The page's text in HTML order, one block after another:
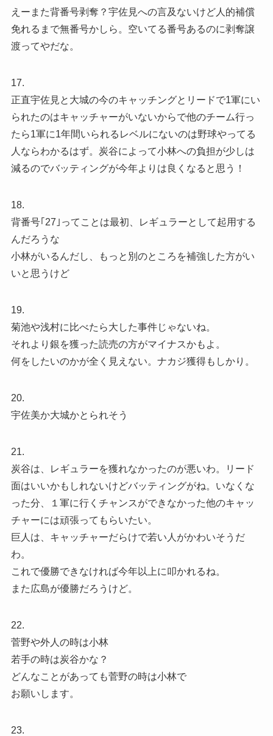
えーまた背番号剥奪？宇佐見への言及ないけど人的補償
免れるまで無番号かしら。空いてる番号あるのに剥奪譲
渡ってやだな。
17.
正直宇佐見と大城の今のキャッチングとリードで1軍にい
られたのはキャッチャーがいないからで他のチーム行っ
たら1軍に1年間いられるレベルにないのは野球やってる
人ならわかるはず。炭谷によって小林への負担が少しは
減るのでバッティングが今年よりは良くなると思う！
18.
背番号｢27｣ってことは最初、レギュラーとして起用する
んだろうな
小林がいるんだし、もっと別のところを補強した方がい
いと思うけど
19.
菊池や浅村に比べたら大した事件じゃないね。
それより銀を獲った読売の方がマイナスかもよ。
何をしたいのかが全く見えない。ナカジ獲得もしかり。
20.
宇佐美か大城かとられそう
21.
炭谷は、レギュラーを獲れなかったのが悪いわ。リード
面はいいかもしれないけどバッティングがね。いなくな
った分、１軍に行くチャンスができなかった他のキャッ
チャーには頑張ってもらいたい。
巨人は、キャッチャーだらけで若い人がかわいそうだ
わ。
これで優勝できなければ今年以上に叩かれるね。
また広島が優勝だろうけど。
22.
菅野や外人の時は小林
若手の時は炭谷かな？
どんなことがあっても菅野の時は小林で
お願いします。
23.